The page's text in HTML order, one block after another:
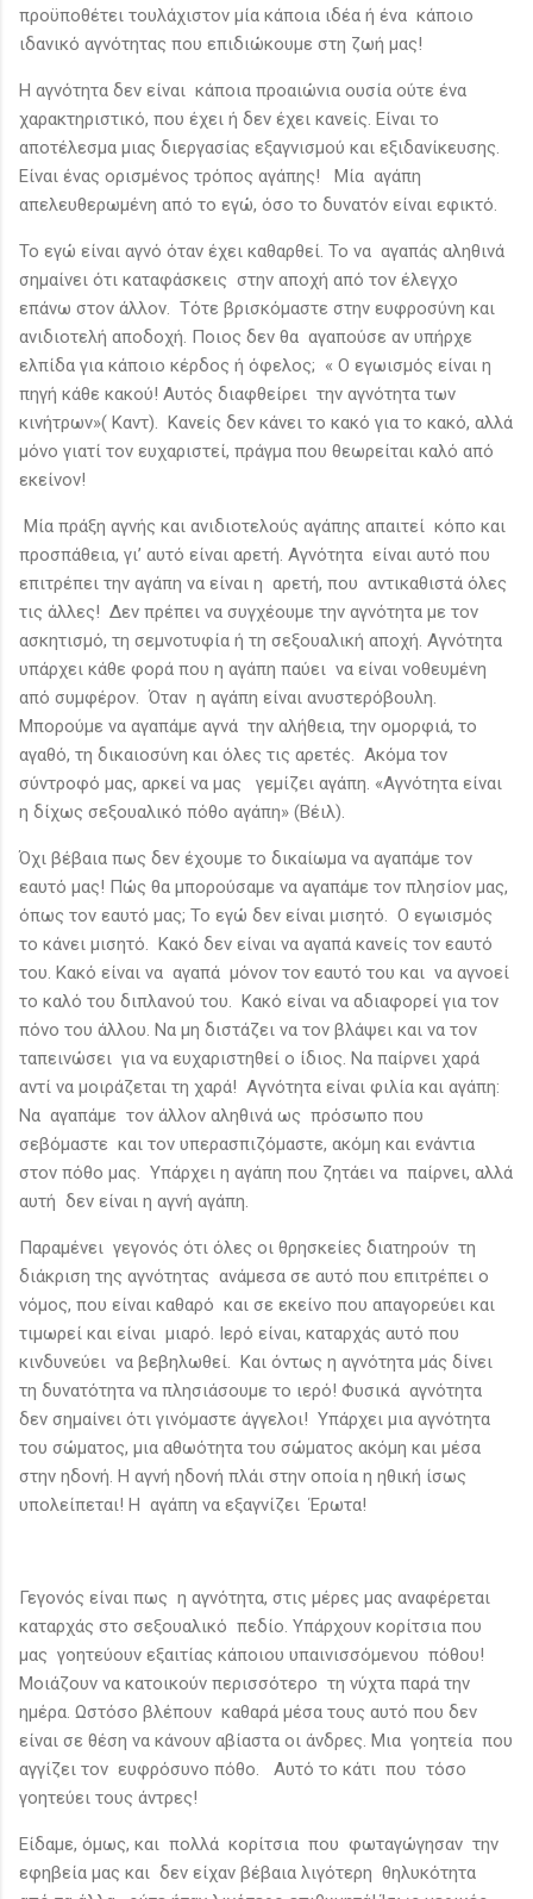
προϋποθέτει τουλάχιστον μία κάποια ιδέα ή ένα κάποιο
ιδανικό αγνότητας που επιδιώκουμε στη ζωή μας!
Η αγνότητα δεν είναι κάποια προαιώνια ουσία ούτε ένα
χαρακτηριστικό, που έχει ή δεν έχει κανείς. Είναι το
αποτέλεσμα μιας διεργασίας εξαγνισμού και εξιδανίκευσης.
Είναι ένας ορισμένος τρόπος αγάπης! Μία αγάπη
απελευθερωμένη από το εγώ, όσο το δυνατόν είναι εφικτό.
Το εγώ είναι αγνό όταν έχει καθαρθεί. Το να αγαπάς αληθινά
σημαίνει ότι καταφάσκεις στην αποχή από τον έλεγχο
επάνω στον άλλον. Τότε βρισκόμαστε στην ευφροσύνη και
ανιδιοτελή αποδοχή. Ποιος δεν θα αγαπούσε αν υπήρχε
ελπίδα για κάποιο κέρδος ή όφελος; « Ο εγωισμός είναι η
πηγή κάθε κακού! Αυτός διαφθείρει την αγνότητα των
κινήτρων»( Καντ). Κανείς δεν κάνει το κακό για το κακό, αλλά
μόνο γιατί τον ευχαριστεί, πράγμα που θεωρείται καλό από
εκείνον!
Μία πράξη αγνής και ανιδιοτελούς αγάπης απαιτεί κόπο και
προσπάθεια, γι’ αυτό είναι αρετή. Αγνότητα είναι αυτό που
επιτρέπει την αγάπη να είναι η αρετή, που αντικαθιστά όλες
τις άλλες! Δεν πρέπει να συγχέουμε την αγνότητα με τον
ασκητισμό, τη σεμνοτυφία ή τη σεξουαλική αποχή. Αγνότητα
υπάρχει κάθε φορά που η αγάπη παύει να είναι νοθευμένη
από συμφέρον. Όταν η αγάπη είναι ανυστερόβουλη.
Μπορούμε να αγαπάμε αγνά την αλήθεια, την ομορφιά, το
αγαθό, τη δικαιοσύνη και όλες τις αρετές. Ακόμα τον
σύντροφό μας, αρκεί να μας γεμίζει αγάπη. «Αγνότητα είναι
η δίχως σεξουαλικό πόθο αγάπη» (Βέιλ).
Όχι βέβαια πως δεν έχουμε το δικαίωμα να αγαπάμε τον
εαυτό μας! Πώς θα μπορούσαμε να αγαπάμε τον πλησίον μας,
όπως τον εαυτό μας; Το εγώ δεν είναι μισητό. Ο εγωισμός
το κάνει μισητό. Κακό δεν είναι να αγαπά κανείς τον εαυτό
του. Κακό είναι να αγαπά μόνον τον εαυτό του και να αγνοεί
το καλό του διπλανού του. Κακό είναι να αδιαφορεί για τον
πόνο του άλλου. Να μη διστάζει να τον βλάψει και να τον
ταπεινώσει για να ευχαριστηθεί ο ίδιος. Να παίρνει χαρά
αντί να μοιράζεται τη χαρά! Αγνότητα είναι φιλία και αγάπη:
Να αγαπάμε τον άλλον αληθινά ως πρόσωπο που
σεβόμαστε και τον υπερασπιζόμαστε, ακόμη και ενάντια
στον πόθο μας. Υπάρχει η αγάπη που ζητάει να παίρνει, αλλά
αυτή δεν είναι η αγνή αγάπη.
Παραμένει γεγονός ότι όλες οι θρησκείες διατηρούν τη
διάκριση της αγνότητας ανάμεσα σε αυτό που επιτρέπει ο
νόμος, που είναι καθαρό και σε εκείνο που απαγορεύει και
τιμωρεί και είναι μιαρό. Ιερό είναι, καταρχάς αυτό που
κινδυνεύει να βεβηλωθεί. Και όντως η αγνότητα μάς δίνει
τη δυνατότητα να πλησιάσουμε το ιερό! Φυσικά αγνότητα
δεν σημαίνει ότι γινόμαστε άγγελοι! Υπάρχει μια αγνότητα
του σώματος, μια αθωότητα του σώματος ακόμη και μέσα
στην ηδονή. Η αγνή ηδονή πλάι στην οποία η ηθική ίσως
υπολείπεται! Η αγάπη να εξαγνίζει Έρωτα!
Γεγονός είναι πως η αγνότητα, στις μέρες μας αναφέρεται
καταρχάς στο σεξουαλικό πεδίο. Υπάρχουν κορίτσια που
μας γοητεύουν εξαιτίας κάποιου υπαινισσόμενου πόθου!
Μοιάζουν να κατοικούν περισσότερο τη νύχτα παρά την
ημέρα. Ωστόσο βλέπουν καθαρά μέσα τους αυτό που δεν
είναι σε θέση να κάνουν αβίαστα οι άνδρες. Μια γοητεία που
αγγίζει τον ευφρόσυνο πόθο. Αυτό το κάτι που τόσο
γοητεύει τους άντρες!
Είδαμε, όμως, και πολλά κορίτσια που φωταγώγησαν την
εφηβεία μας και δεν είχαν βέβαια λιγότερη θηλυκότητα